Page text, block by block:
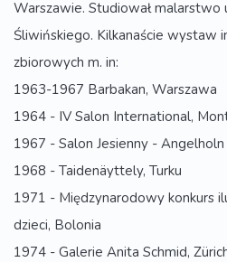
Warszawie. Studiował malarstwo
Śliwińskiego. Kilkanaście wystaw
zbiorowych m. in:
1963-1967 Barbakan, Warszawa
1964 - IV Salon International,
1967 - Salon Jesienny - Angelholn
1968 - Taidenäyttely, Turku
1971 - Międzynarodowy konkurs
dzieci, Bolonia
1974 - Galerie Anita Schmid,